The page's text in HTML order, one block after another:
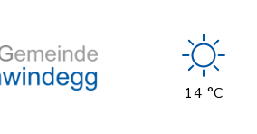
14 °C